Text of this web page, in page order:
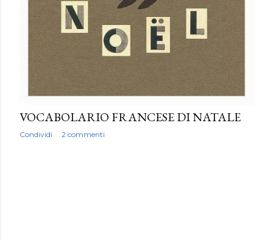
VOCABOLARIO FRANCESE DI NATALE
Condividi 2 commenti